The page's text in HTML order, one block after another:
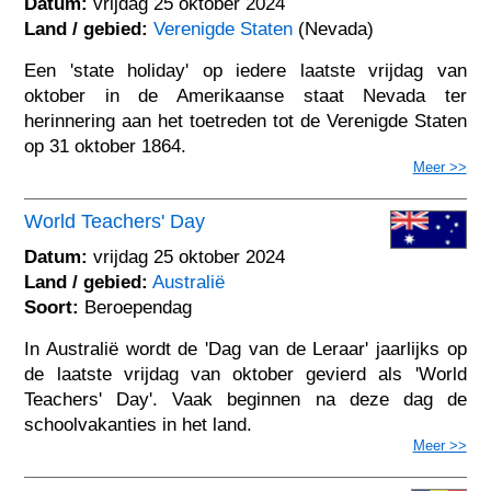
Land / gebied: Verenigde Staten (Nevada)
Een 'state holiday' op iedere laatste vrijdag van
oktober in de Amerikaanse staat Nevada ter
herinnering aan het toetreden tot de Verenigde Staten
op 31 oktober 1864.
Meer >>
World Teachers' Day
Datum: vrijdag 25 oktober 2024
Land / gebied: Australië
Soort: Beroependag
In Australië wordt de 'Dag van de Leraar' jaarlijks op
de laatste vrijdag van oktober gevierd als 'World
Teachers' Day'. Vaak beginnen na deze dag de
schoolvakanties in het land.
Meer >>